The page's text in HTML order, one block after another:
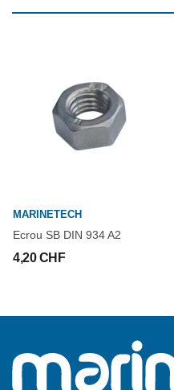
MARINETECH
Ecrou SB DIN 934 A2
4,20 CHF